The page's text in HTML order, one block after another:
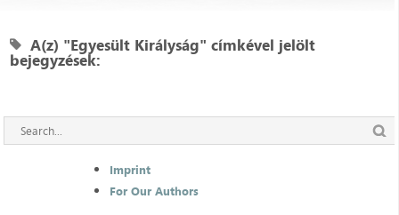
A(z) "Egyesült Királyság" címkével jelölt
bejegyzések:
Imprint
For Our Authors